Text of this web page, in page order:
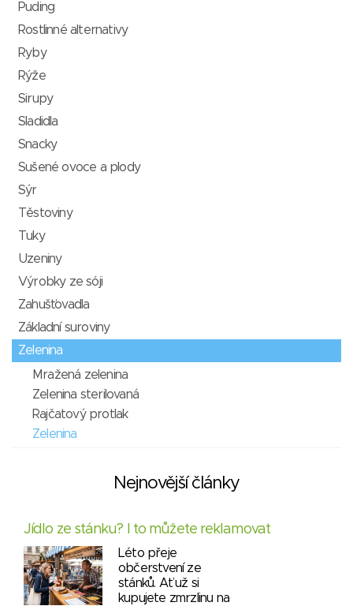
Puding
Rostlinné alternativy
Ryby
Rýže
Sirupy
Sladidla
Snacky
Sušené ovoce a plody
Sýr
Těstoviny
Tuky
Uzeniny
Výrobky ze sóji
Zahušťovadla
Základní suroviny
Zelenina
Mražená zelenina
Zelenina sterilovaná
Rajčatový protlak
Zelenina
Nejnovější články
Jídlo ze stánku? I to můžete reklamovat
Léto přeje
občerstvení ze
stánků. Ať už si
kupujete zmrzlinu na